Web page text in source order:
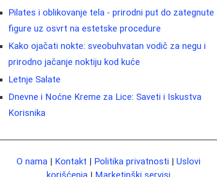
Pilates i oblikovanje tela - prirodni put do zategnute
figure uz osvrt na estetske procedure
Kako ojačati nokte: sveobuhvatan vodič za negu i
prirodno jačanje noktiju kod kuće
Letnje Salate
Dnevne i Noćne Kreme za Lice: Saveti i Iskustva
Korisnika
O nama | Kontakt | Politika privatnosti | Uslovi